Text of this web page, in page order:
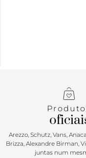
Arezzo, Schutz, Vans,
Brizza, Alexandre Birman,
juntas num